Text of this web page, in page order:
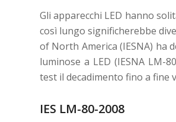
Gli apparecchi LED hanno
così lungo significherebbe
of North America (IESNA) ha
luminose a LED (IESNA LM-80
test il decadimento fino a fine
IES LM-80-2008